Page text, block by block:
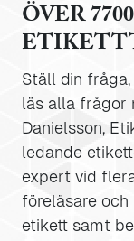
ÖVER
Ställ din
läs alla frågor
Danielsson,
ledande
expert vid
föreläsare
etikett samt